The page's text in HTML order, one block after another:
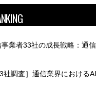
業者33社の成長戦略：通
社調査］通信業界における